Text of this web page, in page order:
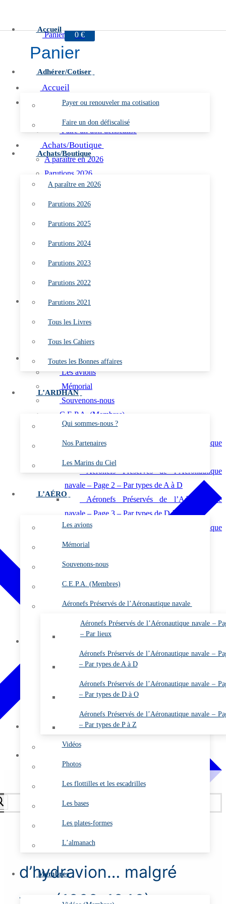
Accueil
Adhérer/Cotiser
Payer ou renouveler ma cotisation
Faire un don défiscalisé
Achats/Boutique
A paraître en 2026
Parutions 2026
Parutions 2025
Parutions 2024
Parutions 2023
Parutions 2022
Parutions 2021
Tous les Livres
Tous les Cahiers
Toutes les Bonnes affaires
L’ARDHAN
Qui sommes-nous ?
Nos Partenaires
Les Marins du Ciel
L’AÉRO
Les avions
Mémorial
Souvenons-nous
C.E.P.A. (Membres)
Aéronefs Préservés de l’Aéronautique navale
Aéronefs Préservés de l’Aéronautique navale –
– Par lieux
Aéronefs Préservés de l’Aéronautique navale –
– Par types de A à D
Aéronefs Préservés de l’Aéronautique navale –
– Par types de D à O
Aéronefs Préservés de l’Aéronautique navale –
– Par types de P à Z
Vidéos
Photos
Les flottilles et les escadrilles
Les bases
Les plates-formes
L’almanach
Membres
Panier 0 €
Panier
Accueil
Adhérer/Cotiser
Faire un don défiscalisé
Achats/Boutique
A paraître en 2026
Parutions 2026
Parutions 2025
Parutions 2024
Parutions 2022
Parutions 2021
Toutes les Bonnes affaires
L’ARDHAN
Les Marins du Ciel
L’AÉRO
Les avions
Mémorial
Souvenons-nous
C.E.P.A. (Membres)
Aéronefs Préservés de l’Aéronautique navale
Aéronefs Préservés de l’Aéronautique
Aéronefs Préservés de l’Aéronautique
navale – Page 2 – Par types de A à D
Aéronefs Préservés de l’Aéronautique
navale – Page 3 – Par types de D à O
Aéronefs Préservés de l’Aéronautique
navale – Page 4 – Par types de P à Z
Photos
Les flottilles et les escadrilles
L’almanach
Membres
Vidéos (Membres)
Les Gazettes de l’ARDHAN PDF (Membres)
Annuaire de l’ARDHAN (Membres)
Comptes rendus des A.G.O. (Membres)
Etat des cotisations 2026 (Membres)
Mon compte
Se connecter
L 15 – Pilote
d’hydravion… malgré